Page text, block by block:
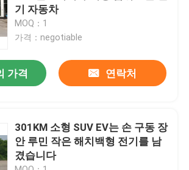
기 자동차
MOQ：1
가격：negotiable
가격 연락처
301KM 소형 SUV EV는 손 구동 장
안 루민 작은 해치백형 전기를 남
겼습니다